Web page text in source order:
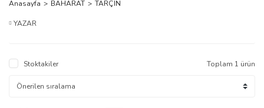
Anasayfa BAHARAT TARÇIN
YAZAR
Stoktakiler Toplam 1 ürün